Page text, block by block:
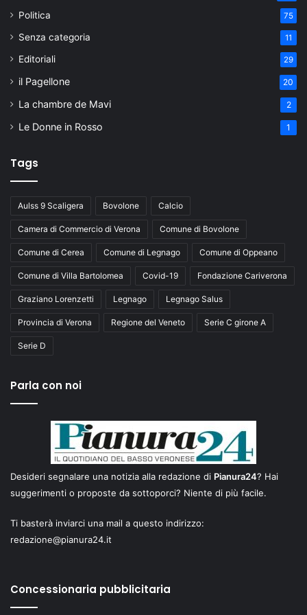
Politica 75
Senza categoria 11
Editoriali 29
il Pagellone 20
La chambre de Mavi 2
Le Donne in Rosso 1
Tags
Aulss 9 Scaligera Bovolone Calcio
Camera di Commercio di Verona Comune di Bovolone
Comune di Cerea Comune di Legnago Comune di Oppeano
Comune di Villa Bartolomea Covid-19 Fondazione Cariverona
Graziano Lorenzetti Legnago Legnago Salus
Provincia di Verona Regione del Veneto Serie C girone A
Serie D
Parla con noi
Desideri segnalare una notizia alla redazione di Pianura24? Hai
suggerimenti o proposte da sottoporci? Niente di più facile.
Ti basterà inviarci una mail a questo indirizzo:
redazione@pianura24.it
Concessionaria pubblicitaria